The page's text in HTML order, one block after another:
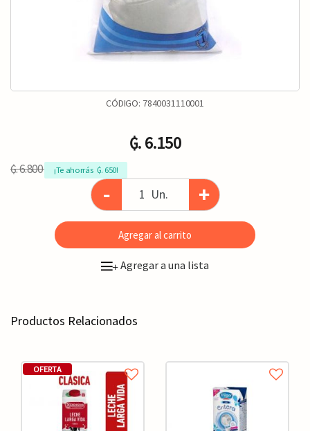
CÓDIGO: 7840031110001
₲. 6.150
₲. 6.800 ¡Te ahorrás  ₲. 650!
- Un. +
Agregar al carrito
+Agregar a una lista
Productos Relacionados
OFERTA